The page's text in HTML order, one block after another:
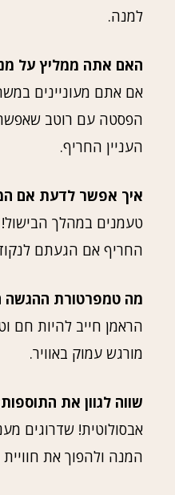
למנה.
האם אתה ממליץ על
אם אתם מעוניינים
הפסטה עם רוטב
העניין החריף.
איך אפשר לדעת אם
טעמנים במהלך
החריף אם הגעתם
מה טמפרטורת ההגשה
הראמן חייב להיות חם
מורגש עמוק באוויר.
שווה לגוון את
אבסולוטית! שדרוגים
המנה ולהפוך את